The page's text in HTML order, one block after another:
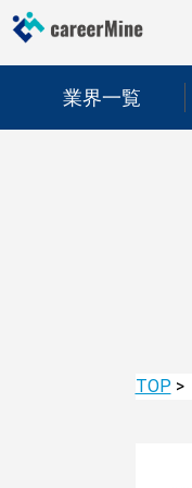
業界一覧
TOP>